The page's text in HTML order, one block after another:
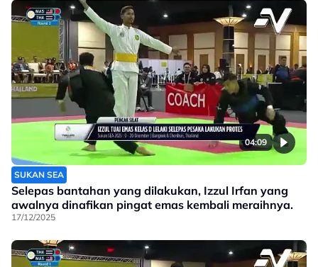
04:09
SUKAN SEA
Selepas bantahan yang dilakukan, Izzul Irfan yang
awalnya dinafikan pingat emas kembali meraihnya.
17/12/2025